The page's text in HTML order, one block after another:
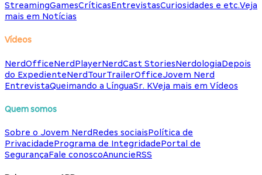
StreamingGamesCríticasEntrevistasCuriosidades e etc.Veja
mais em Notícias
Vídeos
NerdOfficeNerdPlayerNerdCast StoriesNerdologiaDepois
do ExpedienteNerdTourTrailerOfficeJovem Nerd
EntrevistaQueimando a LínguaSr. KVeja mais em Vídeos
Quem somos
Sobre o Jovem NerdRedes sociaisPolítica de
PrivacidadePrograma de IntegridadePortal de
SegurançaFale conoscoAnuncieRSS